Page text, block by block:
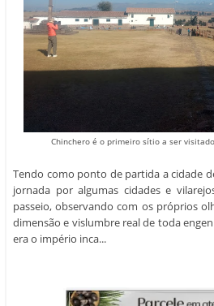
Chinchero é o primeiro sítio a ser
Tendo como ponto de partida a cidade
jornada por algumas cidades e
passeio, observando com os próprios
dimensão e vislumbre real de toda
era o império inca...